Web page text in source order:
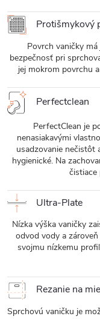
Protišmykový
Povrch vaničky
bezpečnosť pri
jej mokrom povrchu
Perfectclean
PerfectClean je
nenasiakavými
usadzovanie nečistôt
hygienické. Na
čistiace
Ultra-Plate
Nízka výška vaničky
odvod vody a
svojmu nízkemu
Rezanie na
Sprchovú vaničku je